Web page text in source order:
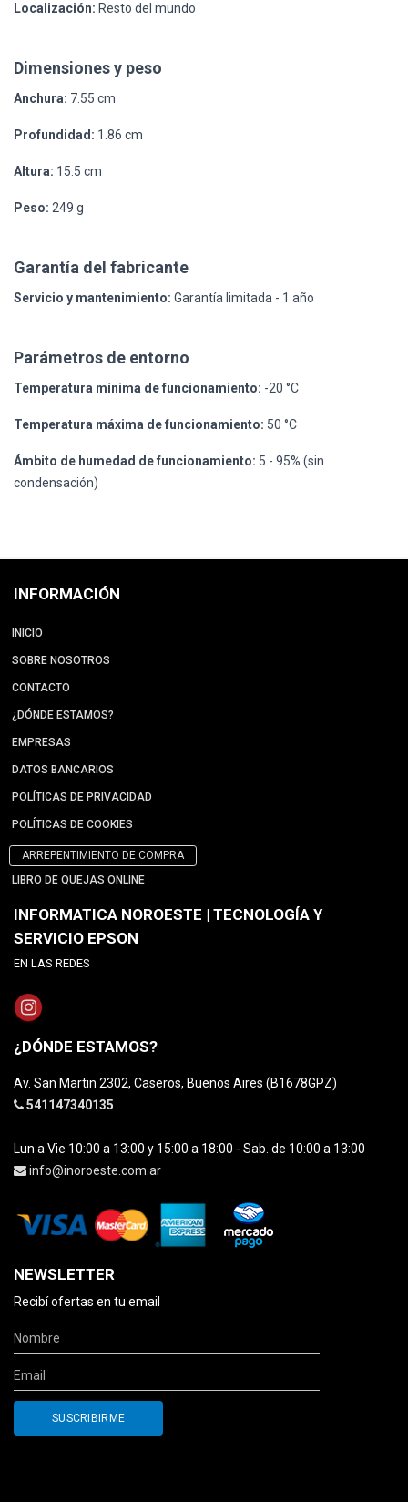
Localización: Resto del mundo
Dimensiones y peso
Anchura: 7.55 cm
Profundidad: 1.86 cm
Altura: 15.5 cm
Peso: 249 g
Garantía del fabricante
Servicio y mantenimiento: Garantía limitada - 1 año
Parámetros de entorno
Temperatura mínima de funcionamiento: -20 °C
Temperatura máxima de funcionamiento: 50 °C
Ámbito de humedad de funcionamiento: 5 - 95% (sin
condensación)
INFORMACIÓN
INICIO
SOBRE NOSOTROS
CONTACTO
¿DÓNDE ESTAMOS?
EMPRESAS
DATOS BANCARIOS
POLÍTICAS DE PRIVACIDAD
POLÍTICAS DE COOKIES
ARREPENTIMIENTO DE COMPRA
LIBRO DE QUEJAS ONLINE
INFORMATICA NOROESTE | TECNOLOGÍA Y
SERVICIO EPSON
EN LAS REDES
¿DÓNDE ESTAMOS?
Av. San Martin 2302, Caseros, Buenos Aires (B1678GPZ)
541147340135
Lun a Vie 10:00 a 13:00 y 15:00 a 18:00 - Sab. de 10:00 a 13:00
info@inoroeste.com.ar
NEWSLETTER
Recibí ofertas en tu email